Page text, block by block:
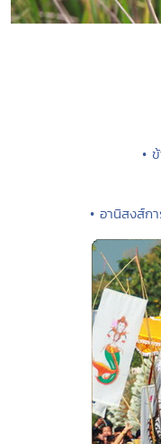
•
• อานิสงส์ก